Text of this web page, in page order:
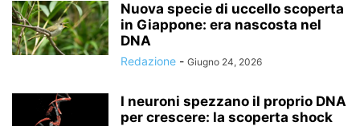
Nuova specie di uccello scoperta
in Giappone: era nascosta nel
DNA
Redazione - Giugno 24, 2026
I neuroni spezzano il proprio DNA
per crescere: la scoperta shock